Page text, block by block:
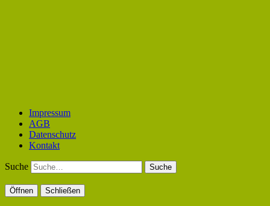
Impressum
AGB
Datenschutz
Kontakt
Suche
Öffnen Schließen